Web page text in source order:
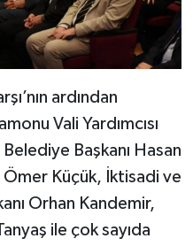
ardından
Vali Yardımcısı
Başkanı Hasan
Ömer Küçük, İktisadi ve
Orhan Kandemir,
ile çok sayıda